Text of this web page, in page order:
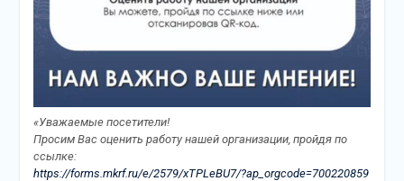
«Уважаемые посетители!
Просим Вас оценить работу нашей организации, пройдя по
ссылке:
https://forms.mkrf.ru/e/2579/xTPLeBU7/?ap_orgcode=700220859